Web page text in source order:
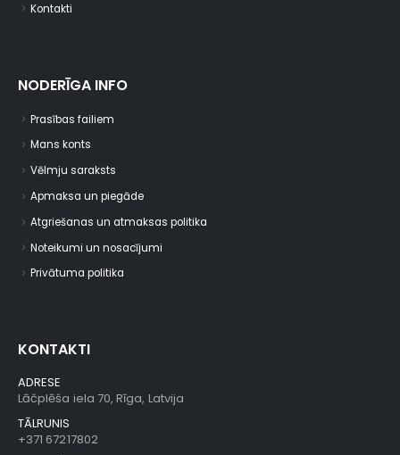
Kontakti
NODERĪGA INFO
Prasības failiem
Mans konts
Vēlmju saraksts
Apmaksa un piegāde
Atgriešanas un atmaksas politika
Noteikumi un nosacījumi
Privātuma politika
KONTAKTI
ADRESE
Lāčplēša iela 70, Rīga, Latvija
TĀLRUNIS
+371 67217802